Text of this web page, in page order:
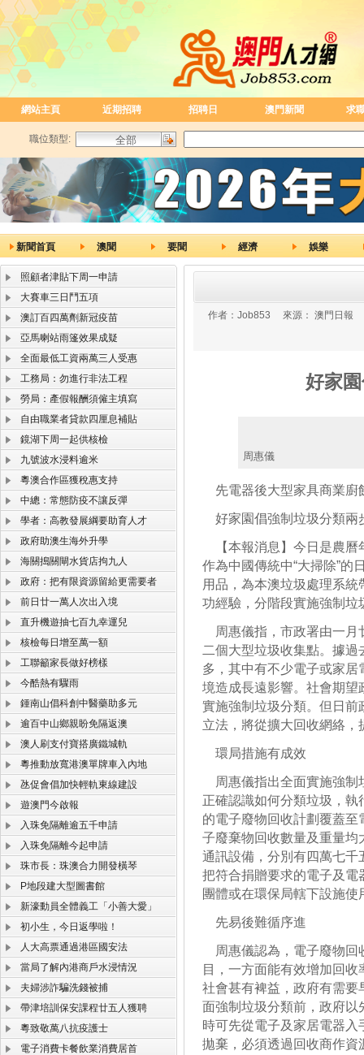
網站主頁 近期招聘 招聘日 澳門新聞 求
職位類型:
新聞首頁 澳聞 要聞 經濟 娛樂
照顧者津貼下周一申請
大賽車三日鬥五項
澳訂百四萬劑新冠疫苗
亞馬喇站雨篷效果成疑
全面最低工資兩萬三人受惠
工務局：勿進行非法工程
勞局：產假報酬須僱主填寫
自由職業者貸款四厘息補貼
鏡湖下周一起供核檢
九號波水浸料逾米
粵澳合作區獲稅惠支持
中總：常態防疫不讓反彈
學者：高教發展綱要助育人才
政府助澳生海外升學
海關搗關閘水貨店拘九人
政府：把有限資源留給更需要者
前日廿一萬人次出入境
直升機遊抽七百九幸運兒
核檢每日增至萬一額
工聯籲家長做好榜樣
今酷熱有驟雨
鍾南山倡科創中醫藥助多元
逾百中山鄉親盼免隔返澳
澳人刷支付寶搭廣鐵城軌
粵推動放寬港澳單牌車入內地
氹促會倡加快輕軌東線建設
遊澳門今啟報
入珠免隔離逾五千申請
入珠免隔離今起申請
珠市長：珠澳合力開發橫琴
P地段建大型圖書館
新濠動員全體義工「小善大愛」
初小生，今日返學啦！
人大高票通過港區國安法
當局了解內港商戶水浸情況
夫婦涉詐騙洗錢被捕
帶津培訓保安課程廿五人獲聘
粵致敬萬八抗疫護士
電子消費卡餐飲業消費居首
作者： Job853 來源： 澳門日報
好家
周惠儀
先電器後大型家具商業廚
好家園倡強制垃圾分類兩
【本報消息】今日是農曆
作為中國傳統中“大掃除”的
用品，為本澳垃圾處理系
功經驗，分階段實施強制垃
周惠儀指，市政署由一月
二個大型垃圾收集點。據
多，其中有不少電子或家
境造成長遠影響。社會期
實施強制垃圾分類。但日
立法，將從擴大回收網絡
環局措施有成效
周惠儀指出全面實施強制
正確認識如何分類垃圾，
的電子廢物回收計劃覆蓋
子廢棄物回收數量及重量
通訊設備，分別有四萬七
把符合捐贈要求的電子及
團體或在環保局轄下設施使
先易後難循序進
周惠儀認為，電子廢物回
目，一方面能有效增加回
社會甚有裨益，政府有需
面強制垃圾分類前，政府
時可先從電子及家居電器
拋棄，必須透過回收商作